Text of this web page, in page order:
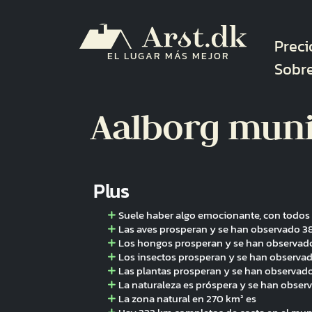
EL LUGAR MÁS MEJOR
Aalborg
Plus
Suele haber algo emocionante, con
Las aves prosperan y se han observado
Los hongos prosperan y se han
Los insectos prosperan y se han
Las plantas prosperan y se han
La naturaleza es próspera y se han
La zona natural en 270 km² es